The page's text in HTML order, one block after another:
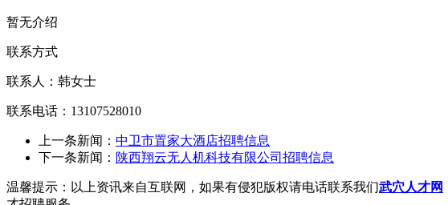
暂无介绍
联系方式
联系人：韩女士
联系电话：13107528010
上一条新闻： 中卫市置家大酒店招聘信息
下一条新闻： 陕西翔云无人机科技有限公司招聘信息
温馨提示：以上资讯来自互联网，如果有侵犯版权请电话联系我们武穴人才网